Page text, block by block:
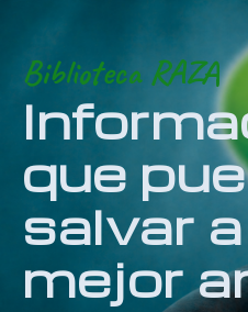
Biblioteca RAZA
que
salvar
mejor